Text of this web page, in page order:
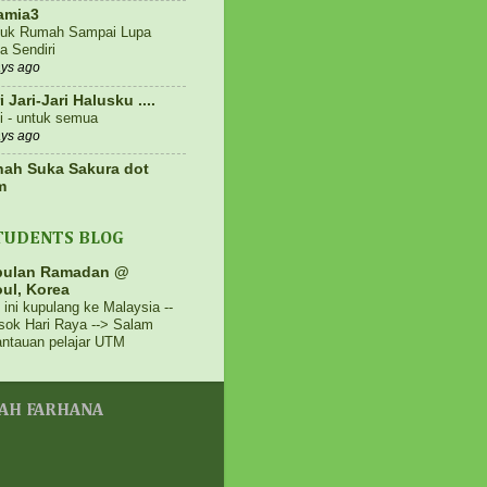
Rumah Sampai Lupa
Sendiri
ago
Jari-Jari Halusku ....
- untuk semua
ago
Suka Sakura dot
ago
Citarasawan
NANAS HANTARAN
BAKUL PASTRY
ago
SBP?
ago
ASHAARI
dan manfaat Kakao
BLOG
Ramadan @
Korea
ini kupulang ke Malaysia --
Hari Raya --> Salam
pelajar UTM
FARHANA